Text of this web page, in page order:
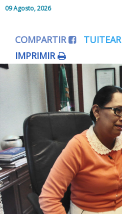
09 Agosto, 2026
Editorial
Nacional
Colaboradores
Internacional
Cultura
COMPARTIR TUITEAR
IMPRIMIR